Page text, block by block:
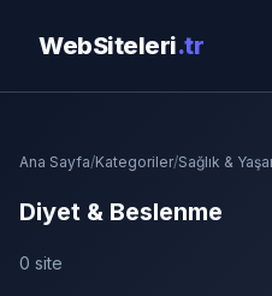
WebSiteleri.tr
Ana Sayfa/Kategoriler/Sağlık &
Diyet & Beslenme
0 site